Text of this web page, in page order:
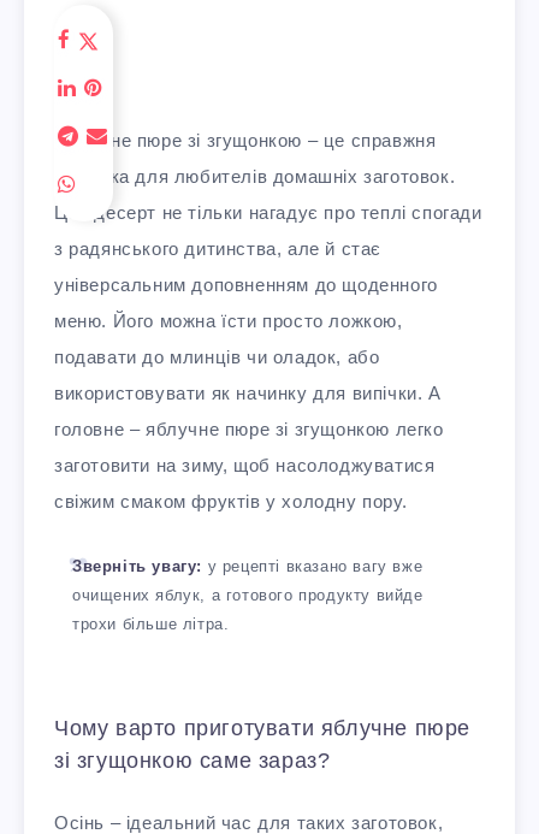
Яблучне пюре зі згущонкою – це справжня
знахідка для любителів домашніх заготовок.
Цей десерт не тільки нагадує про теплі спогади
з радянського дитинства, але й стає
універсальним доповненням до щоденного
меню. Його можна їсти просто ложкою,
подавати до млинців чи оладок, або
використовувати як начинку для випічки. А
головне – яблучне пюре зі згущонкою легко
заготовити на зиму, щоб насолоджуватися
свіжим смаком фруктів у холодну пору.
Зверніть увагу: у рецепті вказано вагу вже
очищених яблук, а готового продукту вийде
трохи більше літра.
Чому варто приготувати яблучне пюре
зі згущонкою саме зараз?
Осінь – ідеальний час для таких заготовок,